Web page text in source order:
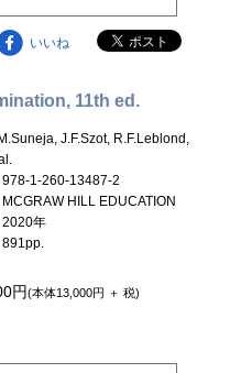
いいね
11th ed.
J.F.Szot, R.F.Leblond,
978-1-260-13487-2
MCGRAW HILL EDUCATION
2020年
891pp.
円(本体13,000円 ＋ 税)